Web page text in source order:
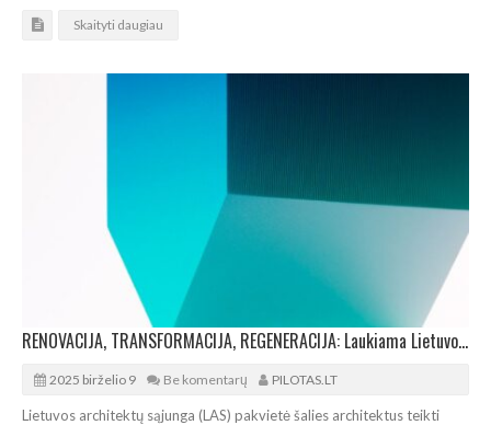
Skaityti daugiau
RENOVACIJA, TRANSFORMACIJA, REGENERACIJA: Laukiama Lietuvos architektų paraiškų parodai
2025 birželio 9 Be komentarų PILOTAS.LT
Lietuvos architektų sąjunga (LAS) pakvietė šalies architektus teikti